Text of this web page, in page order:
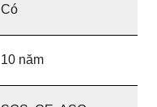
Có
10 năm